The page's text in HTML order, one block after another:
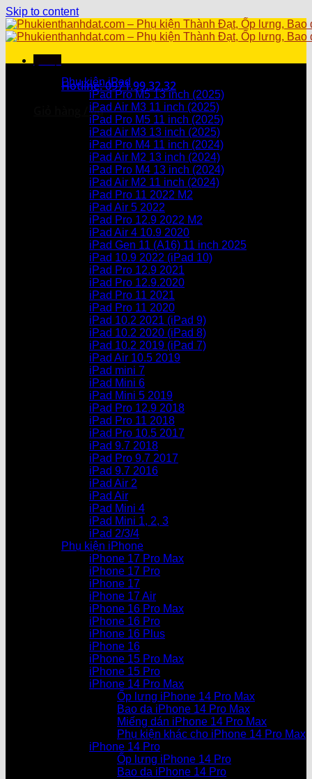
Skip to content
Hotline: 0971.99.32.32
Giỏ hàng /0₫
Chưa có sản phẩm trong giỏ hàng.
Chưa có sản phẩm trong giỏ hàng.
Danh mục sản phẩm
Phụ kiện iPad
iPad Pro M5 13 inch (2025)
iPad Air M3 11 inch (2025)
iPad Pro M5 11 inch (2025)
iPad Air M3 13 inch (2025)
iPad Pro M4 11 inch (2024)
iPad Air M2 13 inch (2024)
iPad Pro M4 13 inch (2024)
iPad Air M2 11 inch (2024)
iPad Pro 11 2022 M2
iPad Air 5 2022
iPad Pro 12.9 2022 M2
iPad Air 4 10.9 2020
iPad Gen 11 (A16) 11 inch 2025
iPad 10.9 2022 (iPad 10)
iPad Pro 12.9 2021
iPad Pro 12.9.2020
iPad Pro 11 2021
iPad Pro 11 2020
iPad 10.2 2021 (iPad 9)
iPad 10.2 2020 (iPad 8)
iPad 10.2 2019 (iPad 7)
iPad Air 10.5 2019
iPad mini 7
iPad Mini 6
iPad Mini 5 2019
iPad Pro 12.9 2018
iPad Pro 11 2018
iPad Pro 10.5 2017
iPad 9.7 2018
iPad Pro 9.7 2017
iPad 9.7 2016
iPad Air 2
iPad Air
iPad Mini 4
iPad Mini 1, 2, 3
iPad 2/3/4
Phụ kiện iPhone
iPhone 17 Pro Max
iPhone 17 Pro
iPhone 17
iPhone 17 Air
iPhone 16 Pro Max
iPhone 16 Pro
iPhone 16 Plus
iPhone 16
iPhone 15 Pro Max
iPhone 15 Pro
iPhone 14 Pro Max
Ốp lưng iPhone 14 Pro Max
Bao da iPhone 14 Pro Max
Miếng dán iPhone 14 Pro Max
Phụ kiện khác cho iPhone 14 Pro Max
iPhone 14 Pro
Ốp lưng iPhone 14 Pro
Bao da iPhone 14 Pro